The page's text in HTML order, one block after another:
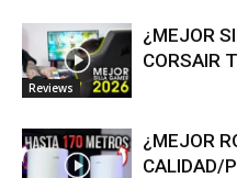
Reviews
¿MEJOR
CORSAIR
¿MEJOR
CALIDAD/